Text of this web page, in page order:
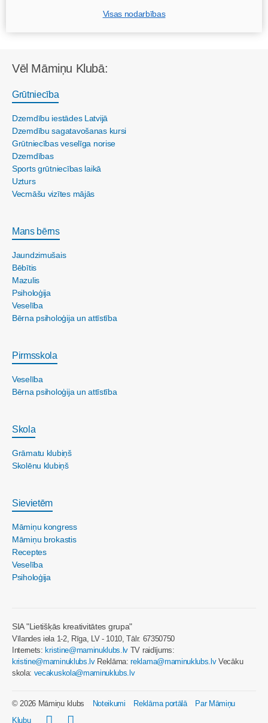
Visas nodarbības
Vēl Māmiņu Klubā:
Grūtniecība
Dzemdību iestādes Latvijā
Dzemdību sagatavošanas kursi
Grūtniecības veselīga norise
Dzemdības
Sports grūtniecības laikā
Uzturs
Vecmāšu vizītes mājās
Mans bērns
Jaundzimušais
Bēbītis
Mazulis
Psiholoģija
Veselība
Bērna psiholoģija un attīstība
Pirmsskola
Veselība
Bērna psiholoģija un attīstība
Skola
Grāmatu klubiņš
Skolēnu klubiņš
Sievietēm
Māmiņu kongress
Māmiņu brokastis
Receptes
Veselība
Psiholoģija
SIA "Lietišķās kreativitātes grupa"
Vīlandes iela 1-2, Rīga, LV - 1010, Tālr. 67350750
Internets:kristine@maminuklubs.lv TV raidījums:
kristine@maminuklubs.lvReklāma:reklama@maminuklubs.lvVecāku
skola: vecakuskola@maminuklubs.lv
© 2026 Māmiņu klubs Noteikumi Reklāma portālā
Par Māmiņu
Klubu